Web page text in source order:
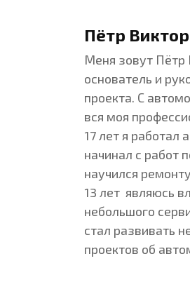
Пётр
Меня зовут Пётр
основатель и
проекта. С
вся моя
17 лет я работал
начинал с работ
научился
13 лет являюсь
небольшого
стал развивать
проектов об